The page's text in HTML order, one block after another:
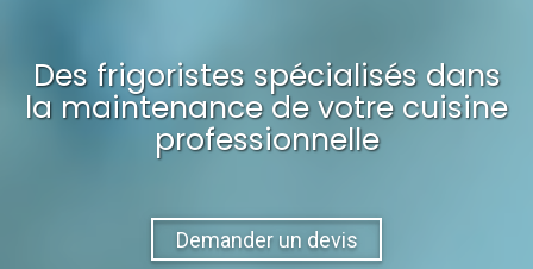
Des frigoristes spécialisés dans
la maintenancede votre cuisine
professionnelle
Demander un devis